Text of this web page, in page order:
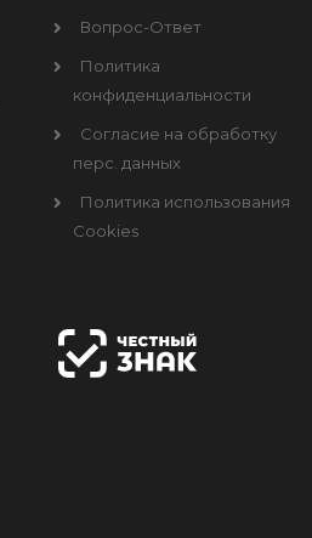
Вопрос-Ответ
Политика
конфиденциальности
Согласие на обработку
перс. данных
Политика использования
Cookies